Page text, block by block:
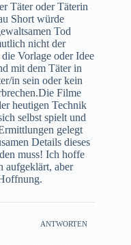
Täter oder Täterin
Short würde
Tod
nicht der
Vorlage oder Idee
mit dem Täter in
in sein oder kein
Filme
heutigen Technik
selbst spielt und
gelegt
Details dieses
muss! Ich hoffe
aufgeklärt, aber
ANTWORTEN